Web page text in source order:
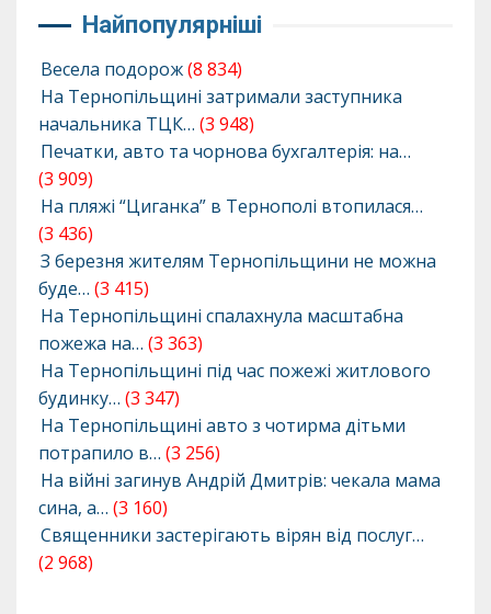
Найпопулярніші
Весела подорож(8 834)
На Тернопільщині затримали заступника
начальника ТЦК… (3 948)
Печатки, авто та чорнова бухгалтерія: на…
(3 909)
На пляжі “Циганка” в Тернополі втопилася…
(3 436)
З березня жителям Тернопільщини не можна
буде… (3 415)
На Тернопільщині спалахнула масштабна
пожежа на… (3 363)
На Тернопільщині під час пожежі житлового
будинку… (3 347)
На Тернопільщині авто з чотирма дітьми
потрапило в… (3 256)
На війні загинув Андрій Дмитрів: чекала мама
сина, а… (3 160)
Священники застерігають вірян від послуг…
(2 968)